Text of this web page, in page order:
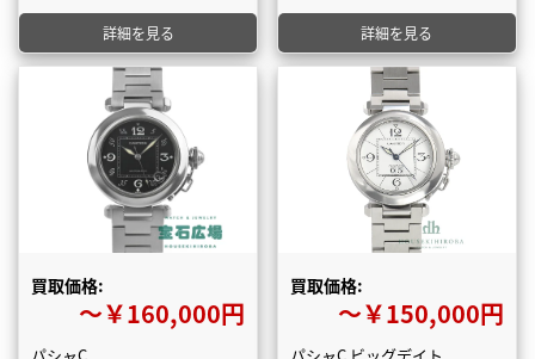
詳細を見る 詳細を見る
買取価格:
〜￥160,000円
買取価格:
〜￥150,000円